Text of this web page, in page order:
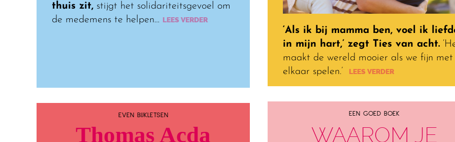
thuis zit, stijgt het solidariteitsgevoel om
de medemens te helpen… LEES VERDER
EVEN BIJKLETSEN
Thomas Acda
‘Als ik bij mamma ben, voel ik
in mijn hart,’ zegt Ties van acht.
maakt de wereld mooier als we fijn met
elkaar spelen.’
LEES VERDER
EEN GOED BOEK
WAAROM JE